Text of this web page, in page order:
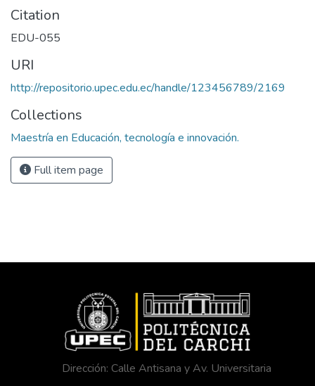
Citation
EDU-055
URI
http://repositorio.upec.edu.ec/handle/123456789/2169
Collections
Maestría en Educación, tecnología e innovación.
Full item page
Dirección: Calle Antisana y Av. Universitaria